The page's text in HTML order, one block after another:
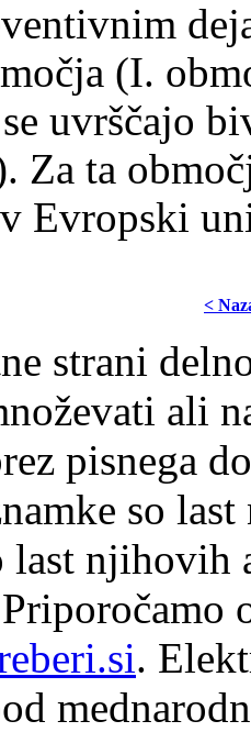
(I.
uvrščajo
Za ta
Evropski
<
strani
ali
pisnega
so
last njihovih
Priporočamo
.